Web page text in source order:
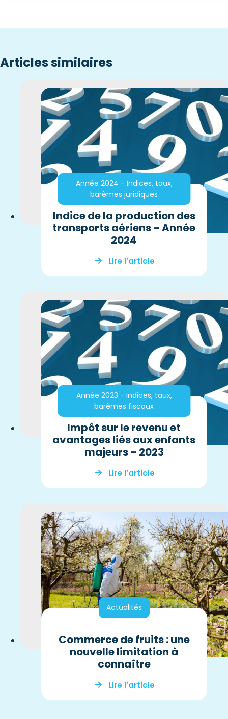
Articles similaires
Année 2024 - Indices, taux,
barèmes juridiques
Indice de la production des
transports aériens – Année
2024
Lire l’article
Année 2023 - Indices, taux,
barèmes fiscaux
Impôt sur le revenu et
avantages liés aux enfants
majeurs – 2023
Lire l’article
Actualités
Commerce de fruits : une
nouvelle limitation à
connaître
Lire l’article